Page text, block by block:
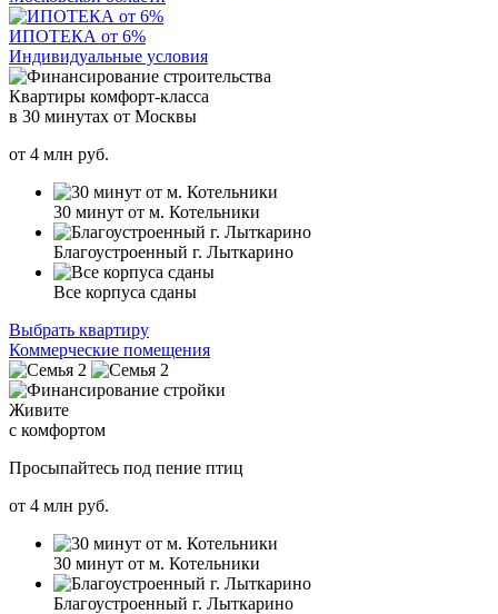
ИПОТЕКА от 6%
Индивидуальные условия
Квартиры комфорт-класса
в 30 минутах от Москвы
от 4 млн руб.
30 минут от м. Котельники
Благоустроенный г. Лыткарино
Все корпуса сданы
Выбрать квартиру
Коммерческие помещения
Живите
с комфортом
Просыпайтесь под пение птиц
от 4 млн руб.
30 минут от м. Котельники
Благоустроенный г. Лыткарино